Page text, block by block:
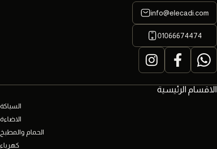
الاقسام الرئيسية
السباكة
الاضاءة
الحمام والمطبخ
كهرباء
info@elecadi.com
01066674474